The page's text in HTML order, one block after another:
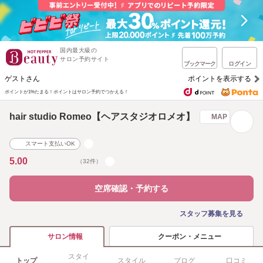
国内最大級の
サロン予約サイト
ブックマーク ログイン
ゲストさん ポイントを表示する
ポイントが1%たまる！ ポイントはサロン予約でつかえる！
hair studio Romeo【ヘアスタジオロメオ】 MAP
スマート支払いOK
5.00 （32件）
空席確認・予約する
スタッフ募集を見る
サロン情報 クーポン・メニュー
トップ
スタイ
スタイル ブログ 口コミ